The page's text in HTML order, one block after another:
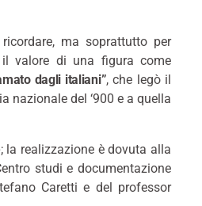
ma soprattutto per
il valore di una figura come
dagli italiani”, che legò il
nazionale del ‘900 e a quella
; la realizzazione è dovuta alla
studi e documentazione
Caretti e del professor